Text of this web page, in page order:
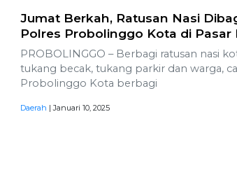
Jumat Berkah, Ratusan Nasi
Polres Probolinggo Kota di Pasar
PROBOLINGGO – Berbagi ratusan nasi
tukang becak, tukang parkir dan warga,
Probolinggo Kota berbagi
Daerah | Januari 10, 2025